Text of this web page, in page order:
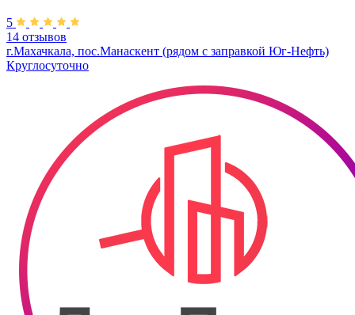
5
14 отзывов
г.Махачкала, пос.Манаскент (рядом с заправкой Юг-Нефть)
Круглосуточно